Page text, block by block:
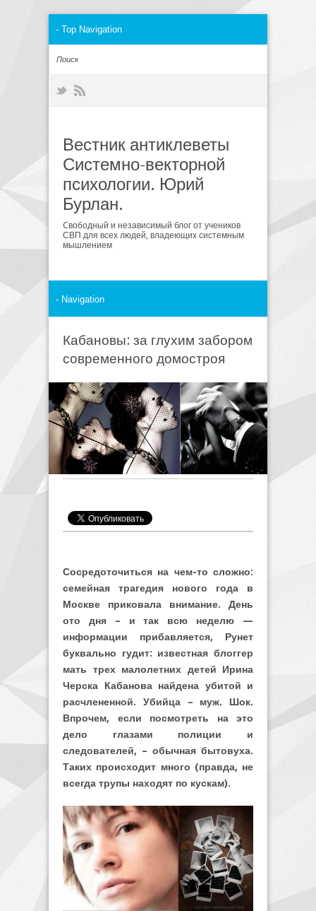
Вестник антиклеветы
Системно-векторной
психологии. Юрий
Бурлан.
Cвободный и независимый блог от учеников
СВП для всех людей, владеющих системным
мышлением
Кабановы: за глухим забором
современного домостроя
Сосредоточиться на чем-то сложно:
семейная трагедия нового года в
Москве приковала внимание. День
ото дня – и так всю неделю —
информации прибавляется, Рунет
буквально гудит: известная блоггер
мать трех малолетних детей Ирина
Черска Кабанова найдена убитой и
расчлененной. Убийца – муж. Шок.
Впрочем, если посмотреть на это
дело глазами полиции и
следователей, – обычная бытовуха.
Таких происходит много (правда, не
всегда трупы находят по кускам).